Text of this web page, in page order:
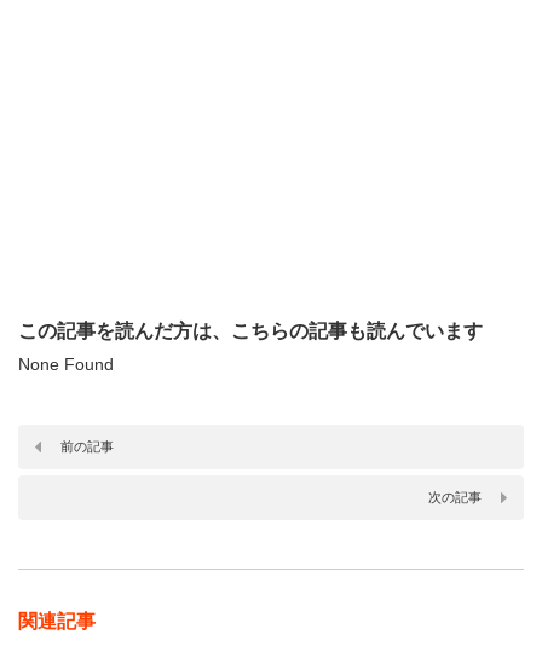
この記事を読んだ方は、こちらの記事も読んでいます
None Found
前の記事
次の記事
関連記事